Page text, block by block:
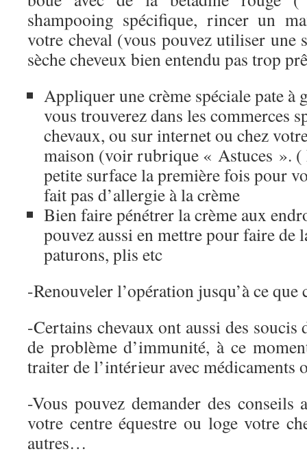
shampooing spécifique, rincer un
votre cheval (vous pouvez utiliser une
sèche cheveux bien entendu pas trop
Appliquer une crème spéciale pate à
vous trouverez dans les commerces
chevaux, ou sur internet ou chez
maison (voir rubrique « Astuces ». (
petite surface la première fois pour
fait pas d’allergie à la crème
Bien faire pénétrer la crème aux
pouvez aussi en mettre pour faire de
paturons, plis etc
-Renouveler l’opération jusqu’à ce que
-Certains chevaux ont aussi des soucis
de problème d’immunité, à ce
traiter de l’intérieur avec médicaments
-Vous pouvez demander des conseils
votre centre équestre ou loge votre
autres…